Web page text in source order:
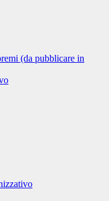
(da pubblicare in